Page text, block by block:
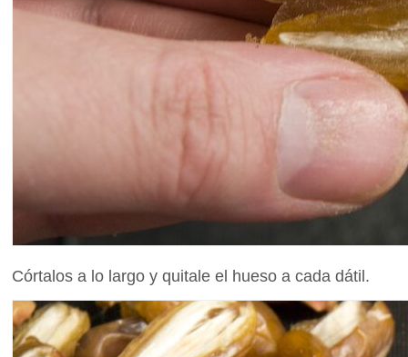
Córtalos a lo largo y quitale el hueso a cada dátil.